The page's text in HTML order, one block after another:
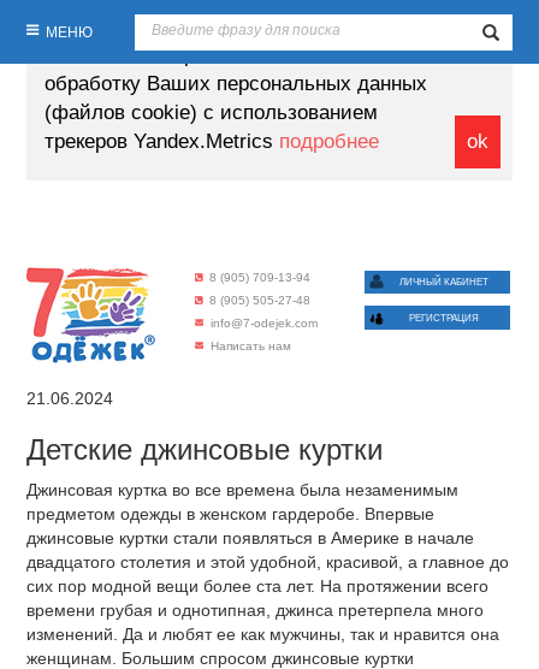
ok
Продолжая пользование настоящим
сайтом, Вы выражаете своё согласие на
обработку Ваших персональных данных
(файлов cookie) с использованием
трекеров Yandex.Metrics подробнее
8 (905) 709-13-94
8 (905) 505-27-48
info@7-odejek.com
Написать нам
ЛИЧНЫЙ КАБИНЕТ
РЕГИСТРАЦИЯ
МЕНЮ
21.06.2024
Детские джинсовые куртки
Джинсовая куртка во все времена была незаменимым
предметом одежды в женском гардеробе. Впервые
джинсовые куртки стали появляться в Америке в начале
двадцатого столетия и этой удобной, красивой, а главное до
сих пор модной вещи более ста лет. На протяжении всего
времени грубая и однотипная, джинса претерпела много
изменений. Да и любят ее как мужчины, так и нравится она
женщинам. Большим спросом джинсовые куртки